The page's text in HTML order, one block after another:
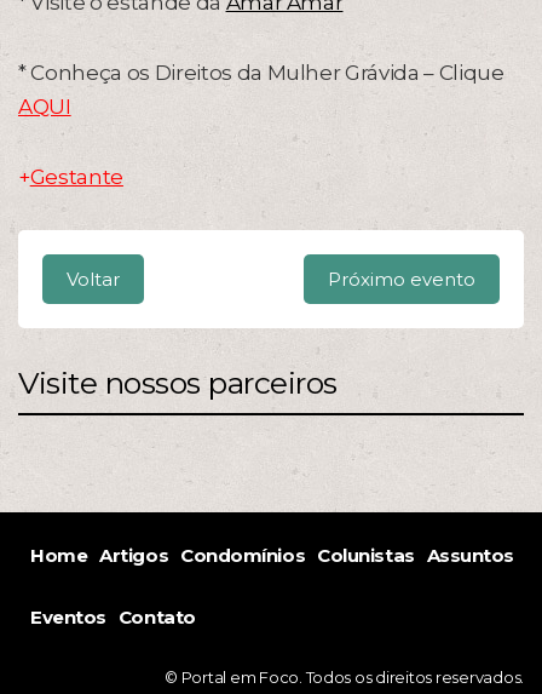
* Conheça os Direitos da Mulher Grávida – Clique
AQUI
+Gestante
Voltar Próximo evento
Visite nossos parceiros
Home Artigos Condomínios Colunistas Assuntos
Eventos Contato
© Portal em Foco. Todos os direitos reservados.